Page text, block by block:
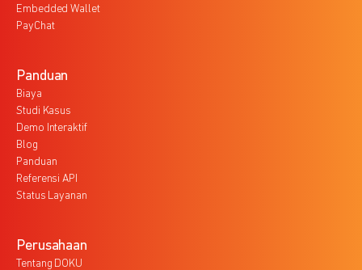
Embedded Wallet
PayChat
Panduan
Biaya
Studi Kasus
Demo Interaktif
Blog
Panduan
Referensi API
Status Layanan
Perusahaan
Tentang DOKU